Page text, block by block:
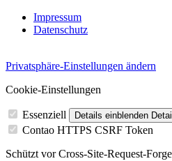
Impressum
Datenschutz
Privatsphäre-Einstellungen ändern
Cookie-Einstellungen
Essenziell Details einblenden
Contao HTTPS CSRF Token
Schützt vor Cross-Site-Request-